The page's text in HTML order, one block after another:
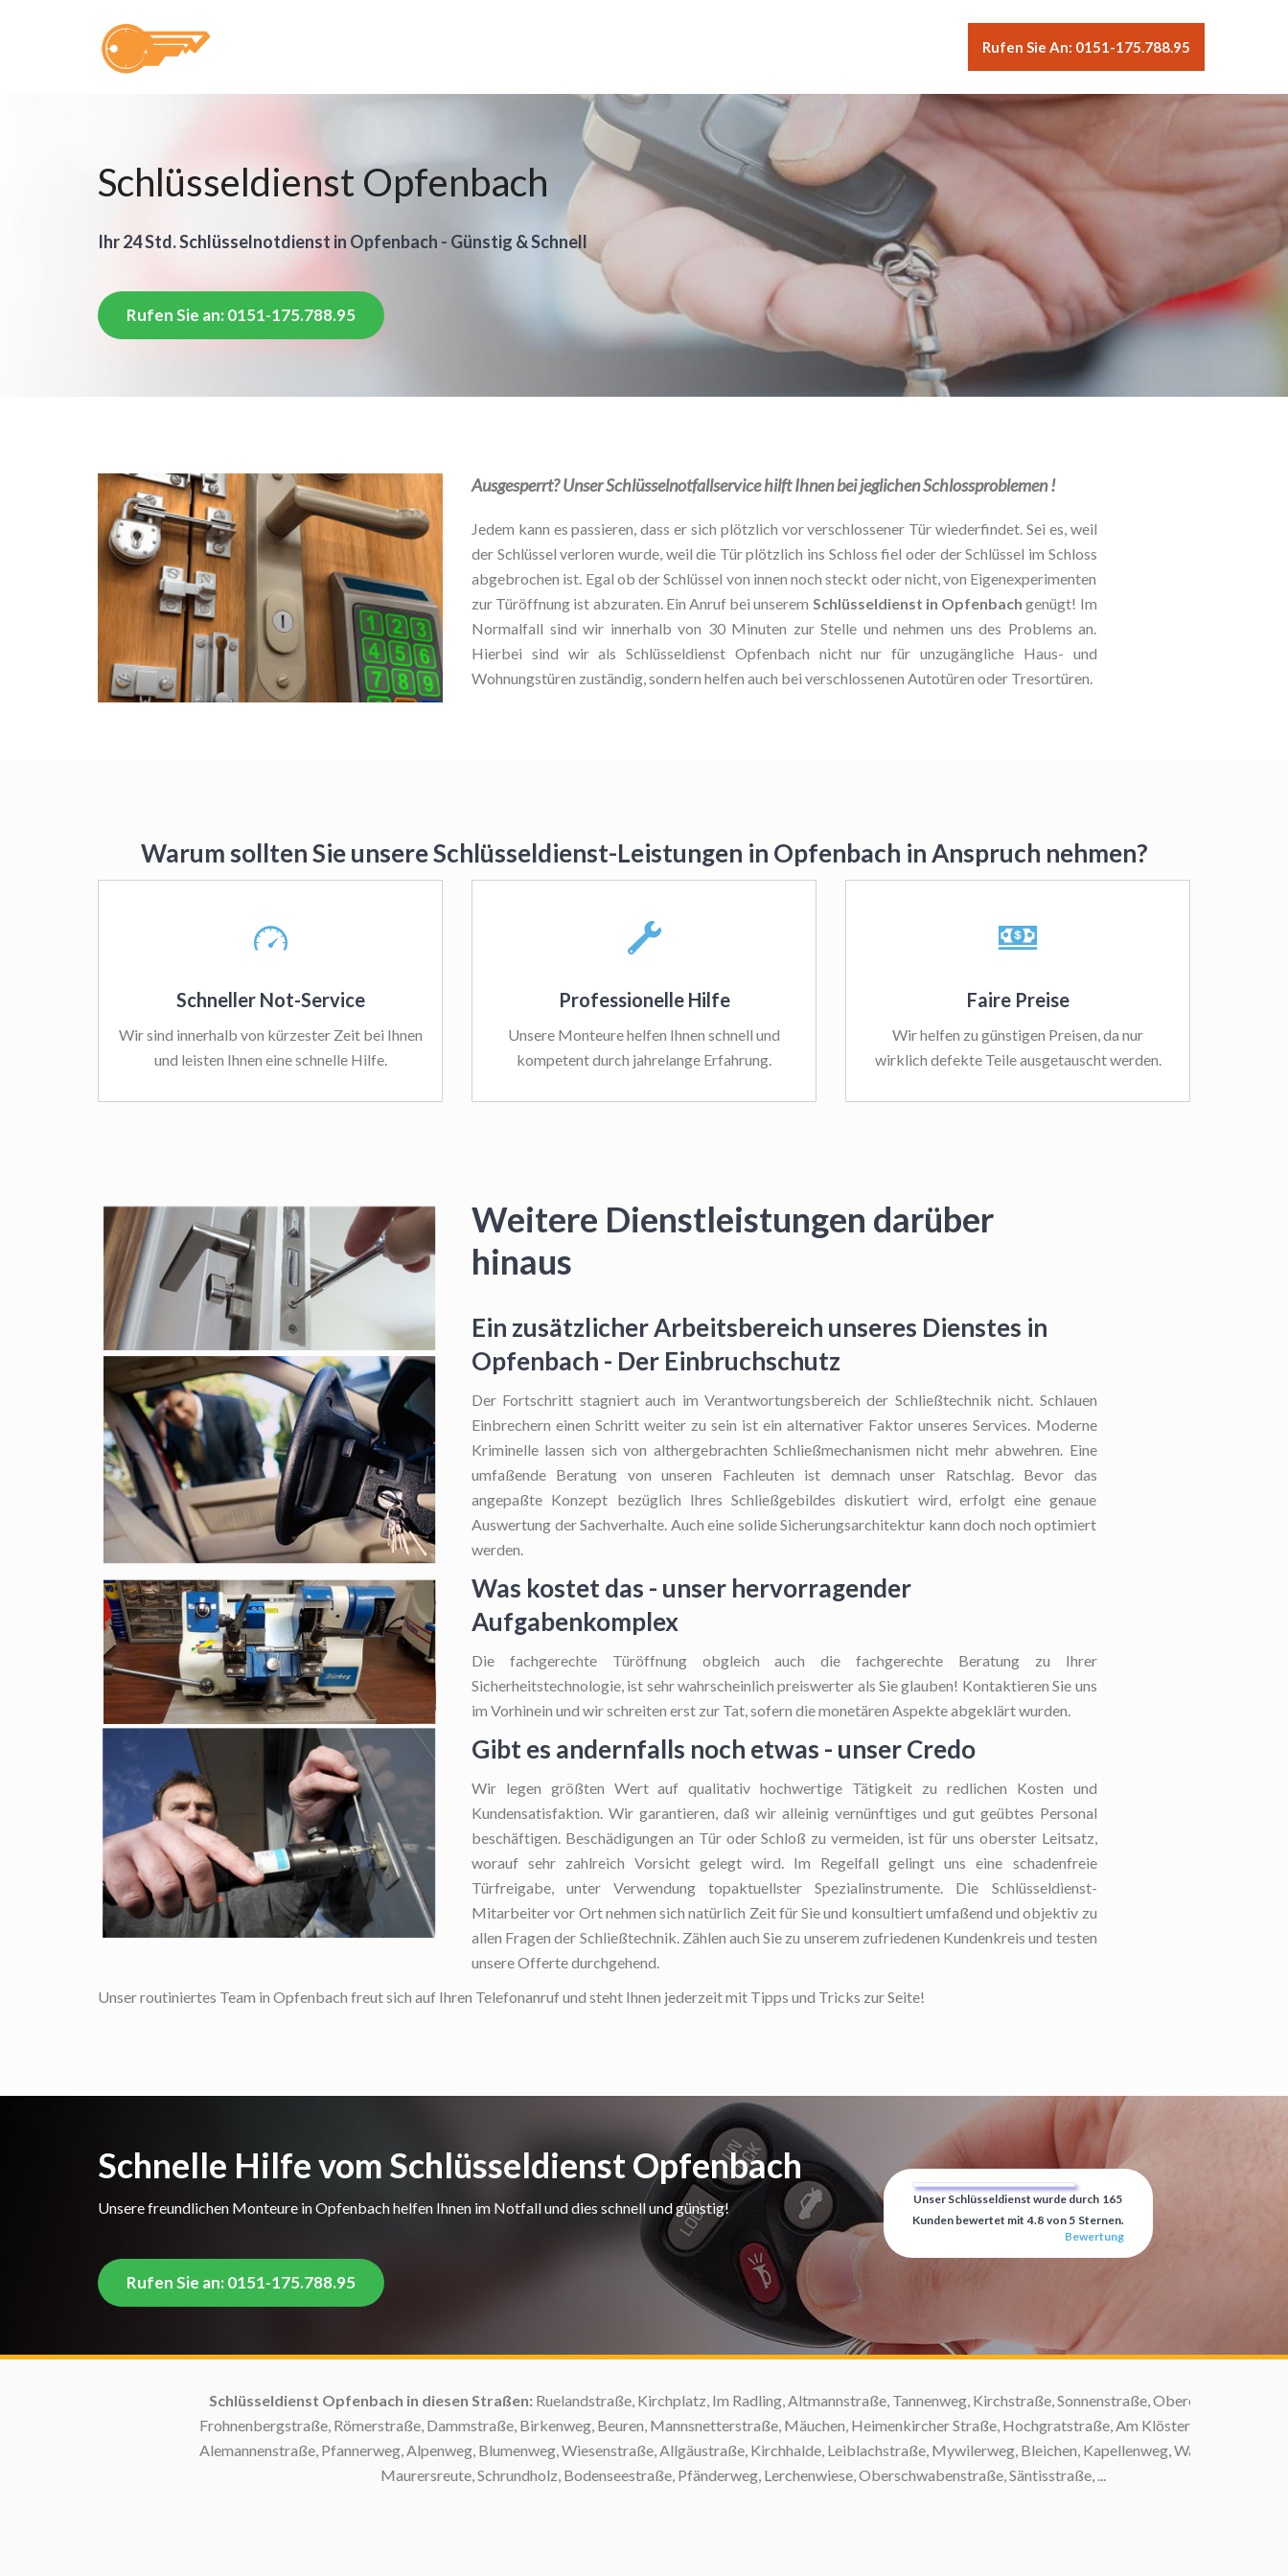
Rufen Sie An: 0151-175.788.95
Schlüsseldienst Opfenbach
Ihr 24 Std. Schlüsselnotdienst in Opfenbach - Günstig & Schnell
Rufen Sie an: 0151-175.788.95
Ausgesperrt? Unser Schlüsselnotfallservice hilft Ihnen bei jeglichen Schlossproblemen !
Jedem kann es passieren, dass er sich plötzlich vor verschlossener Tür wiederfindet. Sei es, weil
der Schlüssel verloren wurde, weil die Tür plötzlich ins Schloss fiel oder der Schlüssel im Schloss
abgebrochen ist. Egal ob der Schlüssel von innen noch steckt oder nicht, von Eigenexperimenten
zur Türöffnung ist abzuraten. Ein Anruf bei unserem Schlüsseldienst in Opfenbach genügt! Im
Normalfall sind wir innerhalb von 30 Minuten zur Stelle und nehmen uns des Problems an.
Hierbei sind wir als Schlüsseldienst Opfenbach nicht nur für unzugängliche Haus- und
Wohnungstüren zuständig, sondern helfen auch bei verschlossenen Autotüren oder Tresortüren.
Warum sollten Sie unsere Schlüsseldienst-Leistungen in Opfenbach in Anspruch nehmen?
Schneller Not-Service
Wir sind innerhalb von kürzester Zeit bei Ihnen
und leisten Ihnen eine schnelle Hilfe.
Professionelle Hilfe
Unsere Monteure helfen Ihnen schnell und
kompetent durch jahrelange Erfahrung.
Faire Preise
Wir helfen zu günstigen Preisen, da nur
wirklich defekte Teile ausgetauscht werden.
Weitere Dienstleistungen darüber
hinaus
Ein zusätzlicher Arbeitsbereich unseres Dienstes in
Opfenbach - Der Einbruchschutz
Der Fortschritt stagniert auch im Verantwortungsbereich der Schließtechnik nicht. Schlauen
Einbrechern einen Schritt weiter zu sein ist ein alternativer Faktor unseres Services. Moderne
Kriminelle lassen sich von althergebrachten Schließmechanismen nicht mehr abwehren. Eine
umfaßende Beratung von unseren Fachleuten ist demnach unser Ratschlag. Bevor das
angepaßte Konzept bezüglich Ihres Schließgebildes diskutiert wird, erfolgt eine genaue
Auswertung der Sachverhalte. Auch eine solide Sicherungsarchitektur kann doch noch optimiert
werden.
Was kostet das - unser hervorragender
Aufgabenkomplex
Die fachgerechte Türöffnungobgleich auch die fachgerechte Beratung zu Ihrer
Sicherheitstechnologie, ist sehr wahrscheinlich preiswerter als Sie glauben! Kontaktieren Sie uns
im Vorhinein und wir schreiten erst zur Tat, sofern die monetären Aspekte abgeklärt wurden.
Gibt es andernfalls noch etwas - unser Credo
Wir legen größten Wert auf qualitativ hochwertige Tätigkeit zu redlichen Kosten und
Kundensatisfaktion. Wir garantieren, daß wir alleinig vernünftiges und gut geübtes Personal
beschäftigen. Beschädigungen an Tür oder Schloß zu vermeiden, ist für uns oberster Leitsatz,
worauf sehr zahlreich Vorsicht gelegt wird. Im Regelfall gelingt uns eine schadenfreie
Türfreigabe, unter Verwendung topaktuellster Spezialinstrumente. Die Schlüsseldienst-
Mitarbeiter vor Ort nehmen sich natürlich Zeit für Sie und konsultiert umfaßend und objektiv zu
allen Fragen der Schließtechnik. Zählen auch Sie zu unserem zufriedenen Kundenkreis und testen
unsere Offerte durchgehend.
Unser routiniertes Team in Opfenbach freut sich auf Ihren Telefonanruf und steht Ihnen jederzeit mit Tipps und Tricks zur Seite!
Schnelle Hilfe vom Schlüsseldienst Opfenbach
Unsere freundlichen Monteure in Opfenbach helfen Ihnen im Notfall und dies schnell und günstig!
Rufen Sie an: 0151-175.788.95
Unser Schlüsseldienst wurde durch 165
Kunden bewertet mit 4.8 von 5 Sternen.
Bewertung
Schlüsseldienst Opfenbach in diesen Straßen:Ruelandstraße, Kirchplatz, Im Radling, Altmannstraße, Tannenweg, Kirchstraße, Sonnenstraße, Obere Dorfstraße,
Frohnenbergstraße, Römerstraße, Dammstraße, Birkenweg, Beuren, Mannsnetterstraße, Mäuchen, Heimenkircher Straße, Hochgratstraße, Am Klösterle, Steigstraße,
Alemannenstraße, Pfannerweg, Alpenweg, Blumenweg, Wiesenstraße, Allgäustraße, Kirchhalde, Leiblachstraße, Mywilerweg, Bleichen, Kapellenweg, Waldburgstraße,
Maurersreute, Schrundholz, Bodenseestraße, Pfänderweg, Lerchenwiese, Oberschwabenstraße, Säntisstraße, ...